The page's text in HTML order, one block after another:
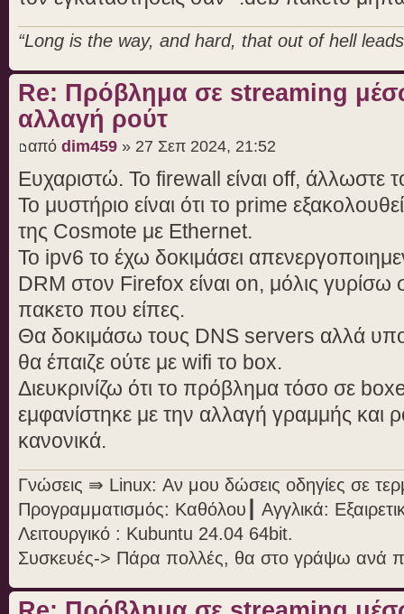
“Long is the way, and hard, that out of hell
Re: Πρόβλημα σε streaming
αλλαγή ρούτ
από dim459 » 27 Σεπ 2024, 21:52
Ευχαριστώ. Το firewall είναι off, άλλωστε
Το μυστήριο είναι ότι το prime
της Cosmote με Ethernet.
Το ipv6 το έχω δοκιμάσει
DRM στον Firefox είναι on, μόλις
πακετο που είπες.
Θα δοκιμάσω τους DNS servers αλλά
θα έπαιζε ούτε με wifi το box.
Διευκρινίζω ότι το πρόβλημα τόσο σε
εμφανίστηκε με την αλλαγή γραμμής και
κανονικά.
Γνώσεις ⇛ Linux: Αν μου δώσεις οδηγίες σε
Προγραμματισμός: Καθόλου┃ Αγγλικά:
Λειτουργικό : Kubuntu 24.04 64bit.
Συσκευές-> Πάρα πολλές, θα στο γράψω ανά